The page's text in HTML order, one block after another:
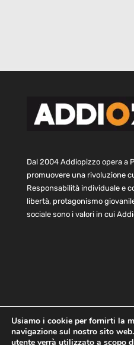
Dal 2004 Addiopizzo opera a
promuovere una rivoluzione
Responsabilità individuale e
libertà, protagonismo
sociale sono i valori in cui
Home Statuto e
Usiamo i cookie per fornirti la
navigazione sul nostro sito
utente verrà utilizzato a scopo